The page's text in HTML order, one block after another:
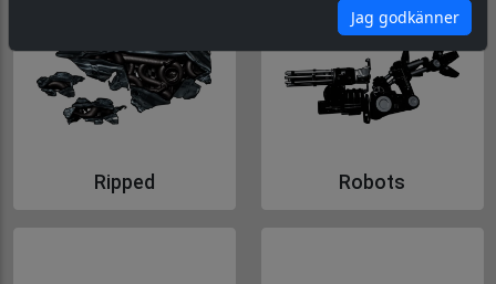
Jag godkänner
Ripped Robots